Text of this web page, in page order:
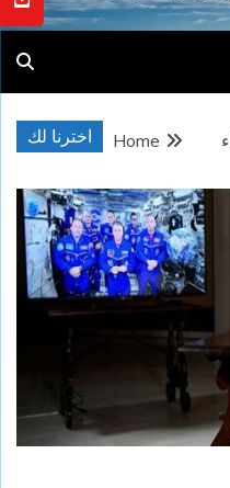
اخترنا لك Home